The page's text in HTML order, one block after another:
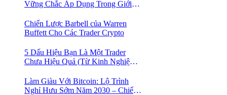
Vững Chắc Áp Dụng Trong Giới
Chiến Lược Barbell của Warren
Buffett Cho Các Trader Crypto
5 Dấu Hiệu Bạn Là Một Trader
Chưa Hiệu Quả (Từ Kinh Nghiệm
Làm Giàu Với Bitcoin: Lộ Trình
Nghỉ Hưu Sớm Năm 2030 – Chiến